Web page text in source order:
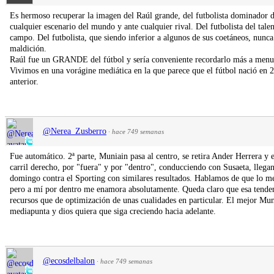
Es hermoso recuperar la imagen del Raúl grande, del futbolista dominador
cualquier escenario del mundo y ante cualquier rival. Del futbolista del
campo. Del futbolista, que siendo inferior a algunos de sus coetáneos,
maldición.
Raúl fue un GRANDE del fútbol y sería conveniente recordarlo más a
Vivimos en una vorágine mediática en la que parece que el fútbol nació
anterior.
@Nerea_Zusberro · hace 749 semanas
Fue automático. 2ª parte, Muniain pasa al centro, se retira Ander Herrera
carril derecho, por "fuera" y por "dentro", conducciendo con Susaeta,
domingo contra el Sporting con similares resultados. Hablamos de que lo
pero a mí por dentro me enamora absolutamente. Queda claro que esa
recursos que de optimización de unas cualidades en particular. El mejor
mediapunta y dios quiera que siga creciendo hacia adelante.
@ecosdelbalon · hace 749 semanas